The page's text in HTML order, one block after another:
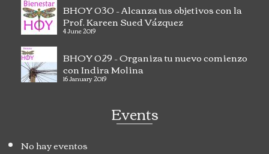
BHOY 030 – Alcanza tus objetivos con la
Prof. Kareen Sued Vázquez
4 June 2019
BHOY 029 – Organiza tu nuevo comienzo
con Indira Molina
16 January 2019
Events
No hay eventos